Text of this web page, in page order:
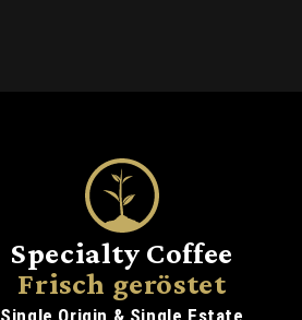
Specialty Coffee
Frisch geröstet
Single Origin & Single Estate